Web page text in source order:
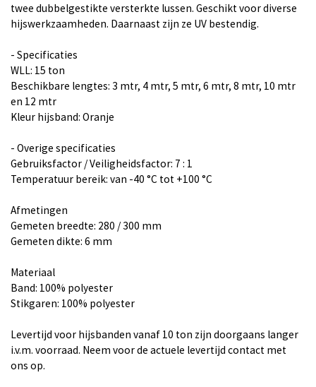
twee dubbelgestikte versterkte lussen. Geschikt voor diverse
hijswerkzaamheden. Daarnaast zijn ze UV bestendig.
- Specificaties
WLL: 15 ton
Beschikbare lengtes: 3 mtr, 4 mtr, 5 mtr, 6 mtr, 8 mtr, 10 mtr
en 12 mtr
Kleur hijsband: Oranje
- Overige specificaties
Gebruiksfactor / Veiligheidsfactor: 7 : 1
Temperatuur bereik: van -40 °C tot +100 °C
Afmetingen
Gemeten breedte: 280 / 300 mm
Gemeten dikte: 6 mm
Materiaal
Band: 100% polyester
Stikgaren: 100% polyester
Levertijd voor hijsbanden vanaf 10 ton zijn doorgaans langer
i.v.m. voorraad. Neem voor de actuele levertijd contact met
ons op.